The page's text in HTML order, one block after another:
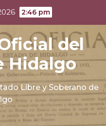
2:46 pm
del
Hidalgo
Libre y Soberano de